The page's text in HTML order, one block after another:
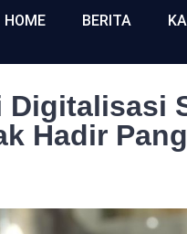
HOME BERITA
Hadir